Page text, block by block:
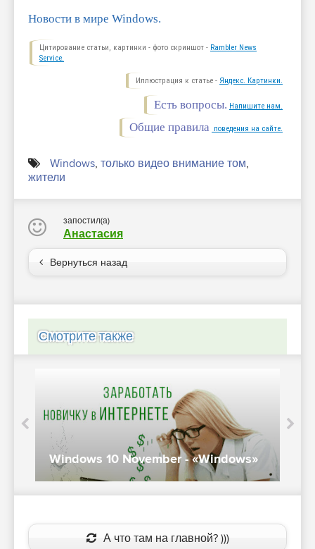
Новости в мире Windows.
Цитирование статьи, картинки - фото скриншот - Rambler News
Service.
Иллюстрация к статье - Яндекс. Картинки.
Есть вопросы. Напишите нам.
Общие правила поведения на сайте.
Windows, только видео внимание том,
жители
запостил(а)
Анастасия
Вернуться назад
Смотрите также
Windows 10 November - «Windows»
А что там на главной? )))